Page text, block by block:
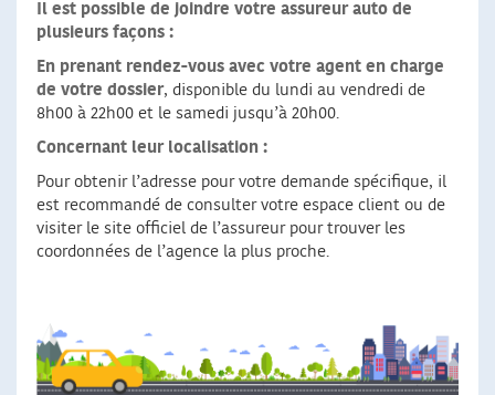
Il est possible de joindre votre assureur auto de
plusieurs façons :
En prenant rendez-vous avec votre agent en charge
de votre dossier, disponible du lundi au vendredi de
8h00 à 22h00 et le samedi jusqu’à 20h00.
Concernant leur localisation :
Pour obtenir l’adresse pour votre demande spécifique, il
est recommandé de consulter votre espace client ou de
visiter le site officiel de l’assureur pour trouver les
coordonnées de l’agence la plus proche.